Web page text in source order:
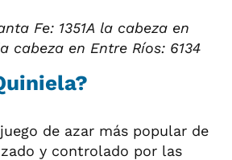
Fe: 1351A la cabeza en
cabeza en Entre Ríos: 6134
de azar más popular de
y controlado por las